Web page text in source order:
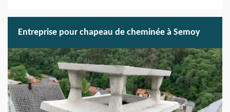
Entreprise pour chapeau de cheminée à Semoy